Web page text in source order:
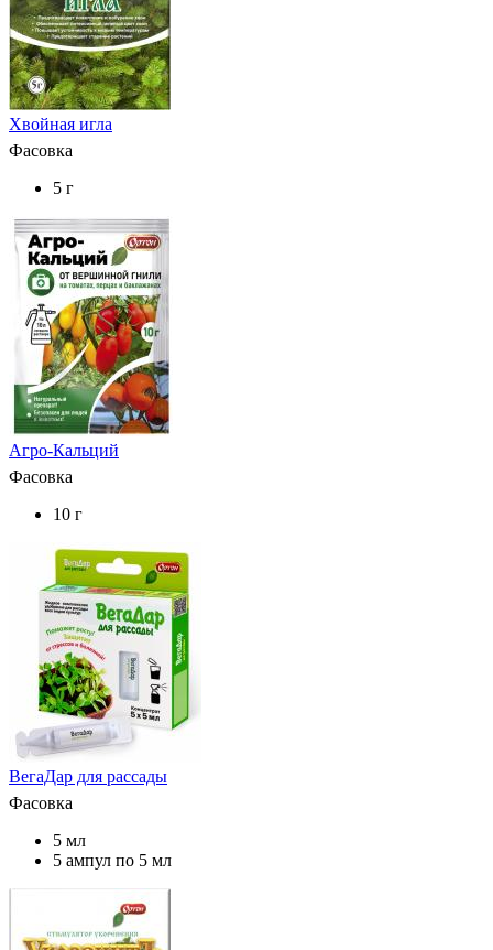
Хвойная игла
Фасовка
5 г
Агро-Кальций
Фасовка
10 г
ВегаДар для рассады
Фасовка
5 мл
5 ампул по 5 мл